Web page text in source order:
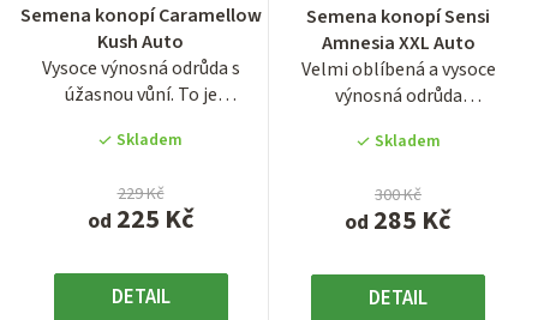
Semena konopí Caramellow
Kush Auto
Vysoce výnosná odrůda s
úžasnou vůní. To je
Sensi...
Skladem
od 225 Kč
229 Kč
DETAIL
Semena konopí Sensi
Amnesia XXL Auto
Velmi oblíbená a vysoce
výnosná odrůda
konopí Sensi...
Skladem
od 285 Kč
300 Kč
DETAIL
produktu
je
3,2
z
hvězdiček.